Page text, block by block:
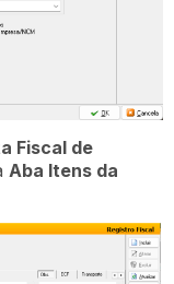
Fiscal de
Aba Itens da